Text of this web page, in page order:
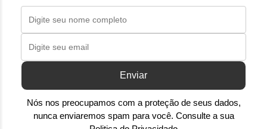
Enviar
Nós nos preocupamos com a proteção de seus dados,
nunca enviaremos spam para você. Consulte a sua